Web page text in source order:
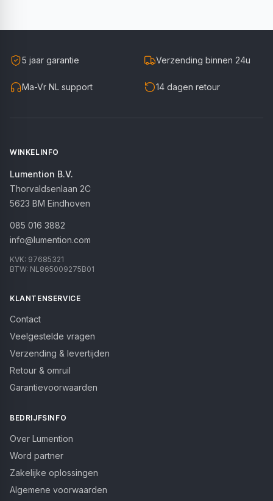
5 jaar garantie Verzending binnen 24u
Ma-Vr NL support 14 dagen retour
WINKELINFO
Lumention B.V.
Thorvaldsenlaan 2C
5623 BM Eindhoven
085 016 3882
info@lumention.com
KVK: 97685321
BTW: NL865009275B01
KLANTENSERVICE
Contact
Veelgestelde vragen
Verzending & levertijden
Retour & omruil
Garantievoorwaarden
BEDRIJFSINFO
Over Lumention
Word partner
Zakelijke oplossingen
Algemene voorwaarden